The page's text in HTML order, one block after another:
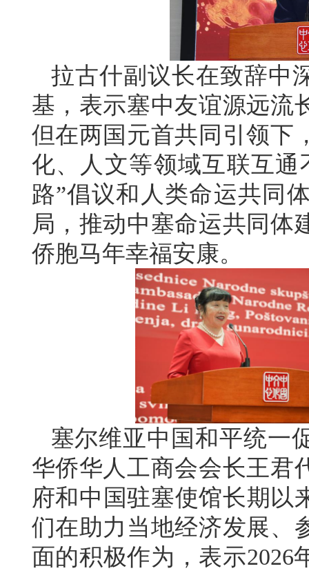
拉古什副议长在致辞中
基，表示塞中友谊源远流
但在两国元首共同引领下
化、人文等领域互联互
路”倡议和人类命运共同
局，推动中塞命运共同体
侨胞马年幸福安康。
塞尔维亚中国和平统一
华侨华人工商会会长王君
府和中国驻塞使馆长期以
们在助力当地经济发展、
面的积极作为，表示2026